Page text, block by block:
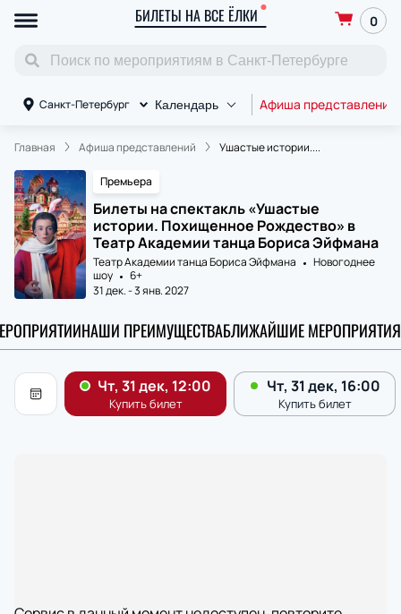
БИЛЕТЫ НА ВСЕ ЁЛКИ 0
Санкт-Петербург Календарь Афиша представлений
Главная Афиша представлений Ушастые истории....
Премьера
Билеты на спектакль «Ушастые
истории. Похищенное Рождество» в
Театр Академии танца Бориса Эйфмана
Театр Академии танца Бориса Эйфмана
Новогоднее
шоу
6+
31 дек.-3 янв. 2027
НАШИ ПРЕИМУЩЕСТВАБЛИЖАЙШИЕ МЕРОПРИЯТИЯ